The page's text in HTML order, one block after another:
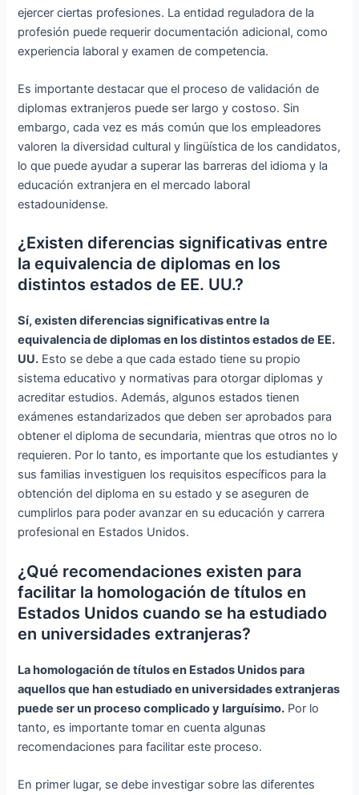
ejercer ciertas profesiones. La entidad reguladora de la
profesión puede requerir documentación adicional, como
experiencia laboral y examen de competencia.
Es importante destacar que el proceso de validación de
diplomas extranjeros puede ser largo y costoso. Sin
embargo, cada vez es más común que los empleadores
valoren la diversidad cultural y lingüística de los candidatos,
lo que puede ayudar a superar las barreras del idioma y la
educación extranjera en el mercado laboral
estadounidense.
¿Existen diferencias significativas entre
la equivalencia de diplomas en los
distintos estados de EE. UU.?
Sí, existen diferencias significativas entre la
equivalencia de diplomas en los distintos estados de EE.
UU. Esto se debe a que cada estado tiene su propio
sistema educativo y normativas para otorgar diplomas y
acreditar estudios. Además, algunos estados tienen
exámenes estandarizados que deben ser aprobados para
obtener el diploma de secundaria, mientras que otros no lo
requieren. Por lo tanto, es importante que los estudiantes y
sus familias investiguen los requisitos específicos para la
obtención del diploma en su estado y se aseguren de
cumplirlos para poder avanzar en su educación y carrera
profesional en Estados Unidos.
¿Qué recomendaciones existen para
facilitar la homologación de títulos en
Estados Unidos cuando se ha estudiado
en universidades extranjeras?
La homologación de títulos en Estados Unidos para
aquellos que han estudiado en universidades extranjeras
puede ser un proceso complicado y larguísimo. Por lo
tanto, es importante tomar en cuenta algunas
recomendaciones para facilitar este proceso.
En primer lugar, se debe investigar sobre las diferentes